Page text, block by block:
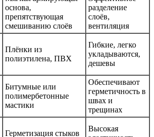
основа,
препятствующая
смешиванию слоёв
разделение
слоёв,
вентиляция
Плёнки из
полиэтилена, ПВХ
Гибкие, легко
укладываются,
дешевы
Битумные или
полимербетонные
мастики
Обеспечивают
герметичность в
швах и
трещинах
Герметизация стыков
Высокая